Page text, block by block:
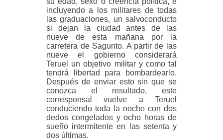
incluyendo a los militares de todas
las graduaciones, un salvoconducto
si dejan la ciudad antes de las
nueve de esta mañana por la
carretera de Sagunto. A partir de las
nueve el gobierno considerará
Teruel un objetivo militar y como tal
tendrá libertad para bombardearlo.
Después de enviar esto sin que se
conozca el resultado, este
corresponsal vuelve a Teruel
conduciendo toda la noche con dos
dedos congelados y ocho horas de
sueño intermitente en las setenta y
dos últimas.